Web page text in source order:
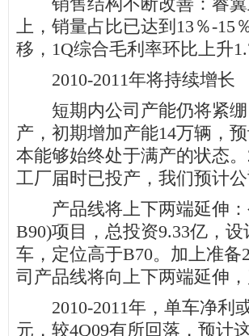
上，销量占比已达到13％-15
移，1Q综合毛利率环比上升
2010-2011年将持续增长
短期内公司产能仍将紧绷
产，初期增加产能14万辆，
本能够始终处于满产的状态
工厂届时已投产，我们预计
产品线将上下两端延伸：
B90)项目，总投资9.33亿，
车，定位高于B70。加上准备
司产品线将向上下两端延伸
2010-2011年，单车净利
元，较4Q09有所回落，预计